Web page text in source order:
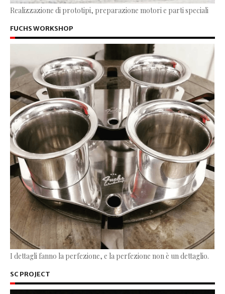
Realizzazione di prototipi, preparazione motori e parti speciali
FUCHS WORKSHOP
I dettagli fanno la perfezione, e la perfezione non è un dettaglio.
SC PROJECT